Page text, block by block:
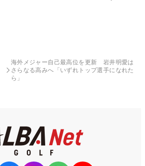
海外メジャー自己最高位を更新 岩井明愛は
さらなる高みへ「いずれトップ選手になれた
ら」